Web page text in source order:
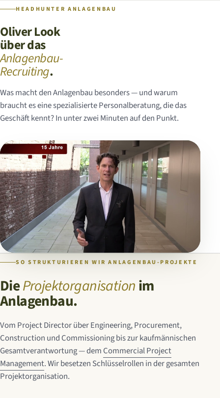
HEADHUNTER ANLAGENBAU
Oliver Look
über das
Anlagenbau-
Recruiting.
Was macht den Anlagenbau besonders — und warum
braucht es eine spezialisierte Personalberatung, die das
Geschäft kennt? In unter zwei Minuten auf den Punkt.
SO STRUKTURIEREN WIR ANLAGENBAU-PROJEKTE
DieProjektorganisationim
Anlagenbau.
Vom Project Director über Engineering, Procurement,
Construction und Commissioning bis zur kaufmännischen
Gesamtverantwortung — dem Commercial Project
Management. Wir besetzen Schlüsselrollen in der gesamten
Projektorganisation.